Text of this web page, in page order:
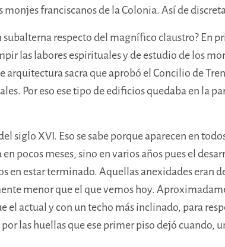
franciscanos de la Colonia. Así de
respecto del magnífico claustro? En
las labores espirituales y de estudio de los
arquitectura sacra que aprobó el Concilio de
Por eso ese tipo de edificios quedabaen la
siglo XVI. Eso se sabe porque aparecen en
pocos meses, sino en varios años pues el
estar terminado. Aquellas anexidades eran
menor que el que vemos hoy.
actual y con un techo más inclinado, para
las huellas que ese primer piso dejó cuando,